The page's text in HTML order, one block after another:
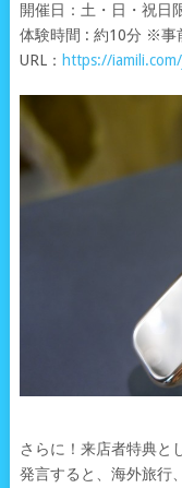
開催日：土・日・祝日
体験時間 : 約10分 ※事
URL： https://
さらに！来店者特典と
発言すると、海外旅行